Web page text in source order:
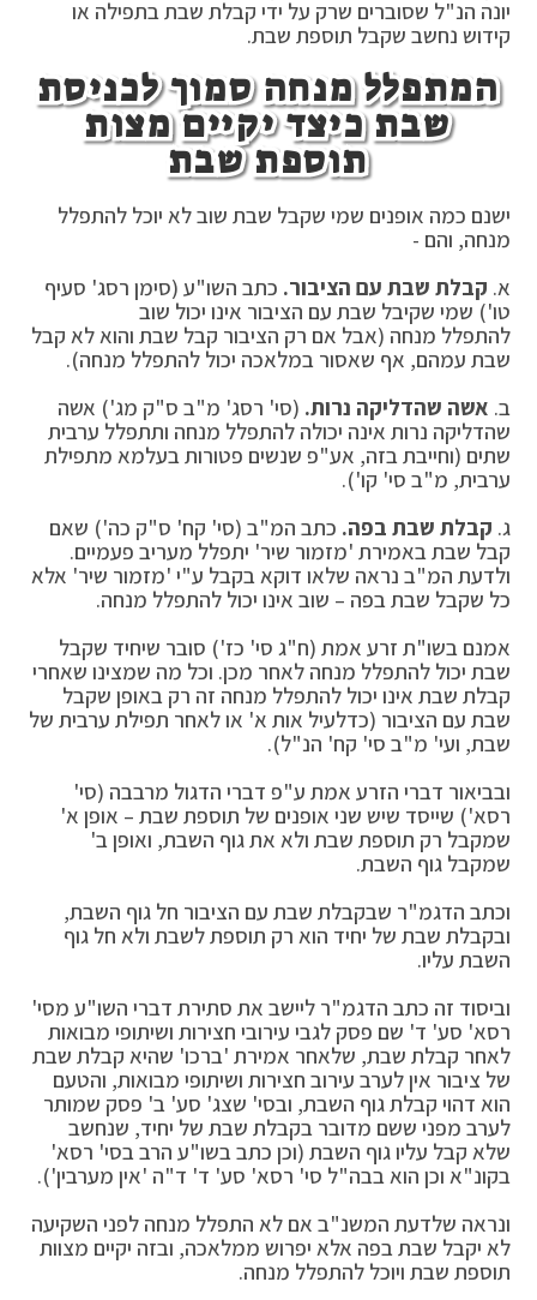
יונה הנ"ל שסוברים שרק על ידי קבלת שבת בתפילה או
קידוש נחשב שקבל תוספת שבת.
המתפלל מנחה סמוך לכניסת
שבת כיצד יקיים מצות
תוספת שבת
ישנם כמה אופנים שמי שקבל שבת שוב לא יוכל להתפלל
מנחה, והם -
א. קבלת שבת עם הציבור. כתב השו"ע (סימן רסג' סעיף
טו') שמי שקיבל שבת עם הציבור אינו יכול שוב
להתפלל מנחה (אבל אם רק הציבור קבל שבת והוא לא קבל
שבת עמהם, אף שאסור במלאכה יכול להתפלל מנחה).
ב. אשה שהדליקה נרות. (סי' רסג' מ"ב ס"ק מג') אשה
שהדליקה נרות אינה יכולה להתפלל מנחה ותתפלל ערבית
שתים (וחייבת בזה, אע"פ שנשים פטורות בעלמא מתפילת
ערבית, מ"ב סי' קו').
ג. קבלת שבת בפה. כתב המ"ב (סי' קח' ס"ק כה') שאם
קבל שבת באמירת 'מזמור שיר' יתפלל מעריב פעמיים.
ולדעת המ"ב נראה שלאו דוקא בקבל ע"י 'מזמור שיר' אלא
כל שקבל שבת בפה – שוב אינו יכול להתפלל מנחה.
אמנם בשו"ת זרע אמת (ח"ג סי' כז') סובר שיחיד שקבל
שבת יכול להתפלל מנחה לאחר מכן. וכל מה שמצינו שאחרי
קבלת שבת אינו יכול להתפלל מנחה זה רק באופן שקבל
שבת עם הציבור (כדלעיל אות א' או לאחר תפילת ערבית של
שבת, ועי' מ"ב סי' קח' הנ"ל).
ובביאור דברי הזרע אמת ע"פ דברי הדגול מרבבה (סי'
רסא') שייסד שיש שני אופנים של תוספת שבת – אופן א'
שמקבל רק תוספת שבת ולא את גוף השבת, ואופן ב'
שמקבל גוף השבת.
וכתב הדגמ"ר שבקבלת שבת עם הציבור חל גוף השבת,
ובקבלת שבת של יחיד הוא רק תוספת לשבת ולא חל גוף
השבת עליו.
וביסוד זה כתב הדגמ"ר ליישב את סתירת דברי השו"ע מסי'
רסא' סע' ד' שם פסק לגבי עירובי חצירות ושיתופי מבואות
לאחר קבלת שבת, שלאחר אמירת 'ברכו' שהיא קבלת שבת
של ציבור אין לערב עירוב חצירות ושיתופי מבואות, והטעם
הוא דהוי קבלת גוף השבת, ובסי' שצג' סע' ב' פסק שמותר
לערב מפני ששם מדובר בקבלת שבת של יחיד, שנחשב
שלא קבל עליו גוף השבת (וכן כתב בשו"ע הרב בסי' רסא'
בקונ"א וכן הוא בבה"ל סי' רסא' סע' ד' ד"ה 'אין מערבין').
ונראה שלדעת המשנ"ב אם לא התפלל מנחה לפני השקיעה
לא יקבל שבת בפה אלא יפרוש ממלאכה, ובזה יקיים מצוות
תוספת שבת ויוכל להתפלל מנחה.